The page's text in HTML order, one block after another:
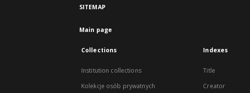
SITEMAP
Main page
Collections
Institution collections
Kolekcje osób prywatnych
Indexes
Title
Creator